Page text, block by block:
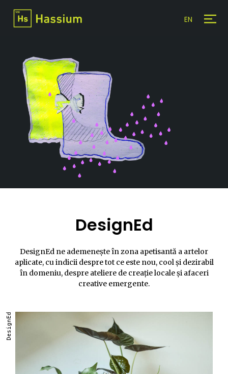
EN
DesignEd
DesignEd ne ademenește în zona apetisantă a artelor
aplicate, cu indicii despre tot ce este nou, cool și dezirabil
în domeniu, despre ateliere de creație locale și afaceri
creative emergente.
DesignEd